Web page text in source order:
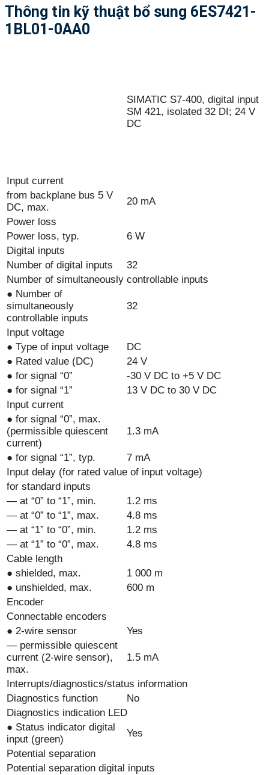
Thông tin kỹ thuật bổ sung 6ES7421-
1BL01-0AA0
SIMATIC S7-400, digital input
SM 421, isolated 32 DI; 24 V
DC
Input current
from backplane bus 5 V
DC, max.
20 mA
Power loss
Power loss, typ.
6 W
Digital inputs
Number of digital inputs
32
Number of simultaneously controllable inputs
● Number of
simultaneously
controllable inputs
32
Input voltage
● Type of input voltage
DC
● Rated value (DC)
24 V
● for signal “0”
-30 V DC to +5 V DC
● for signal “1”
13 V DC to 30 V DC
Input current
● for signal “0”, max.
(permissible quiescent
current)
1.3 mA
● for signal “1”, typ.
7 mA
Input delay (for rated value of input voltage)
for standard inputs
— at “0” to “1”, min.
1.2 ms
— at “0” to “1”, max.
4.8 ms
— at “1” to “0”, min.
1.2 ms
— at “1” to “0”, max.
4.8 ms
Cable length
● shielded, max.
1 000 m
● unshielded, max.
600 m
Encoder
Connectable encoders
● 2-wire sensor
Yes
— permissible quiescent
current (2-wire sensor),
max.
1.5 mA
Interrupts/diagnostics/status information
Diagnostics function
No
Diagnostics indication LED
● Status indicator digital
input (green)
Yes
Potential separation
Potential separation digital inputs